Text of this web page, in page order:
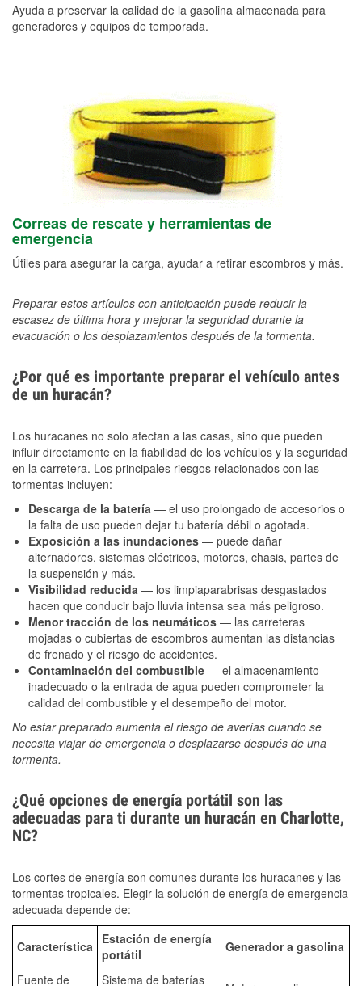
Ayuda a preservar la calidad de la gasolina almacenada para
generadores y equipos de temporada.
Correas de rescate y herramientas de
emergencia
Útiles para asegurar la carga, ayudar a retirar escombros y más.
Preparar estos artículos con anticipación puede reducir la
escasez de última hora y mejorar la seguridad durante la
evacuación o los desplazamientos después de la tormenta.
¿Por qué es importante preparar el vehículo antes
de un huracán?
Los huracanes no solo afectan a las casas, sino que pueden
influir directamente en la fiabilidad de los vehículos y la seguridad
en la carretera. Los principales riesgos relacionados con las
tormentas incluyen:
Descarga de la batería — el uso prolongado de accesorios o
la falta de uso pueden dejar tu batería débil o agotada.
Exposición a las inundaciones — puede dañar
alternadores, sistemas eléctricos, motores, chasis, partes de
la suspensión y más.
Visibilidad reducida — los limpiaparabrisas desgastados
hacen que conducir bajo lluvia intensa sea más peligroso.
Menor tracción de los neumáticos — las carreteras
mojadas o cubiertas de escombros aumentan las distancias
de frenado y el riesgo de accidentes.
Contaminación del combustible — el almacenamiento
inadecuado o la entrada de agua pueden comprometer la
calidad del combustible y el desempeño del motor.
No estar preparado aumenta el riesgo de averías cuando se
necesita viajar de emergencia o desplazarse después de una
tormenta.
¿Qué opciones de energía portátil son las
adecuadas para ti durante un huracán en Charlotte,
NC?
Los cortes de energía son comunes durante los huracanes y las
tormentas tropicales. Elegir la solución de energía de emergencia
adecuada depende de:
Característica
Estación de energía
portátil
Generador a gasolina
Fuente de Sistema de baterías